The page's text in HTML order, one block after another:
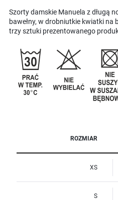
Szorty damskie Manuela z długą
bawełny, w drobniutkie kwiatki na
trzy sztuki prezentowanego
ROZMIAR
XS
S